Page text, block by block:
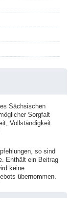
Sächsischen
Sorgfalt
Vollständigkeit
so sind
Enthält ein Beitrag
keine
übernommen.